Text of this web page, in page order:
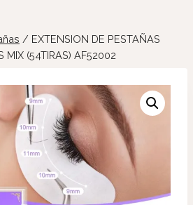
/ EXTENSION DE PESTAÑAS
MIX (54TIRAS) AF52002